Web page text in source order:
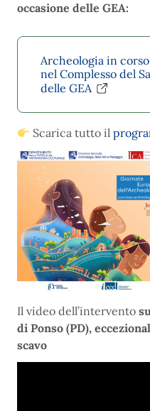
occasione delle GEA:
Archeologia in
nel Complesso del
delle GEA
Scarica tutto il
Il video dell’intervento
di Ponso (PD),
scavo